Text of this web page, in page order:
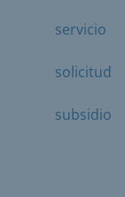
servicio
solicitud
subsidio